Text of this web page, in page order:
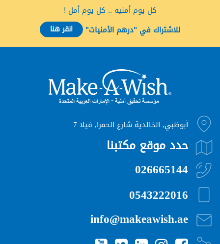
كل يوم أمنيه .. كل يوم أمل !
للاشتراك في "درهم الأمنيات"
انقر هنا
أبوظبي, الخالدية شارع الحمرا, فيلا 7
حدد موقع مكتبنا
026665144
0543222016
info@makeawish.ae